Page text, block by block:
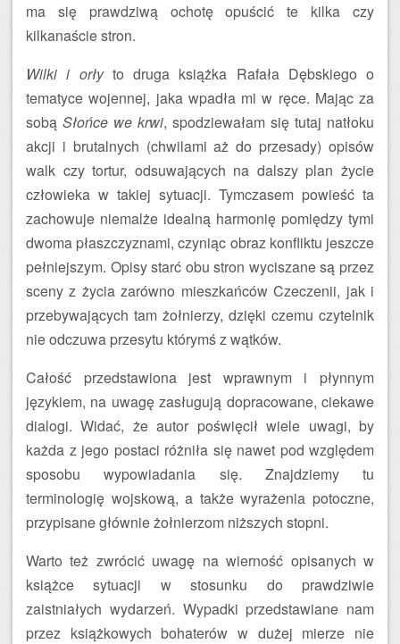
ma się prawdziwą ochotę opuścić te kilka czy
kilkanaście stron.
Wilki i orłyto druga książka Rafała Dębskiego o
tematyce wojennej, jaka wpadła mi w ręce. Mając za
sobą Słońce we krwi, spodziewałam się tutaj natłoku
akcji i brutalnych (chwilami aż do przesady) opisów
walk czy tortur, odsuwających na dalszy plan życie
człowieka w takiej sytuacji. Tymczasem powieść ta
zachowuje niemalże idealną harmonię pomiędzy tymi
dwoma płaszczyznami, czyniąc obraz konfliktu jeszcze
pełniejszym. Opisy starć obu stron wyciszane są przez
sceny z życia zarówno mieszkańców Czeczenii, jak i
przebywających tam żołnierzy, dzięki czemu czytelnik
nie odczuwa przesytu którymś z wątków.
Całość przedstawiona jest wprawnym i płynnym
językiem, na uwagę zasługują dopracowane, ciekawe
dialogi. Widać, że autor poświęcił wiele uwagi, by
każda z jego postaci różniła się nawet pod względem
sposobu wypowiadania się. Znajdziemy tu
terminologię wojskową, a także wyrażenia potoczne,
przypisane głównie żołnierzom niższych stopni.
Warto też zwrócić uwagę na wierność opisanych w
książce sytuacji w stosunku do prawdziwie
zaistniałych wydarzeń. Wypadki przedstawiane nam
przez książkowych bohaterów w dużej mierze nie